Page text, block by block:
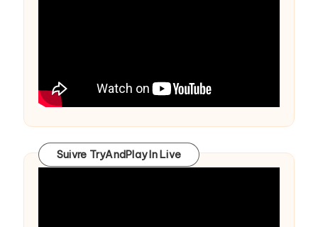
Suivre TryAndPlay In Live